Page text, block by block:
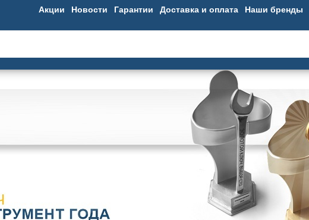
Акции Новости Гарантии Доставка и оплата Наши бренды